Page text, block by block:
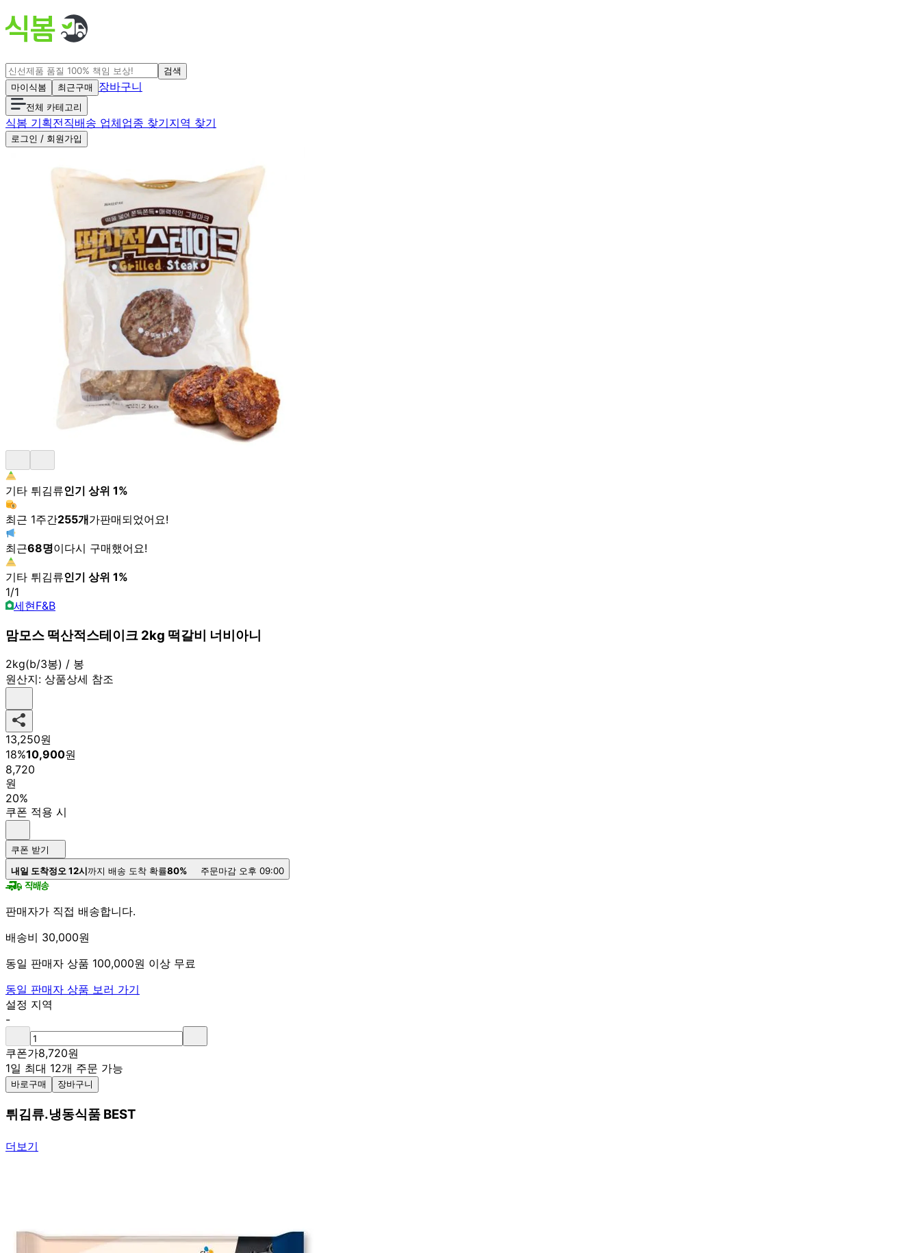
검색
마이식봄
최근구매 장바구니
전체 카테고리
식봄 기획전직배송 업체업종 찾기지역 찾기
로그인 / 회원가입
기타 튀김류인기 상위 1%
최근 1주간255개가판매되었어요!
최근68명이다시 구매했어요!
기타 튀김류인기 상위 1%
1/1
세현F&B
맘모스 떡산적스테이크 2kg 떡갈비 너비아니
2kg(b/3봉) / 봉
원산지: 상품상세 참조
13,250원
18%10,900원
8,720
원
20%
쿠폰 적용 시
쿠폰 받기
내일 도착정오 12시까지 배송 도착 확률80% 주문마감 오후 09:00
판매자가 직접 배송합니다.
배송비 30,000원
동일 판매자 상품 100,000원 이상 무료
동일 판매자 상품 보러 가기
설정 지역
-
쿠폰가8,720원
1일 최대 12개 주문 가능
바로구매 장바구니
튀김류.냉동식품 BEST
더보기